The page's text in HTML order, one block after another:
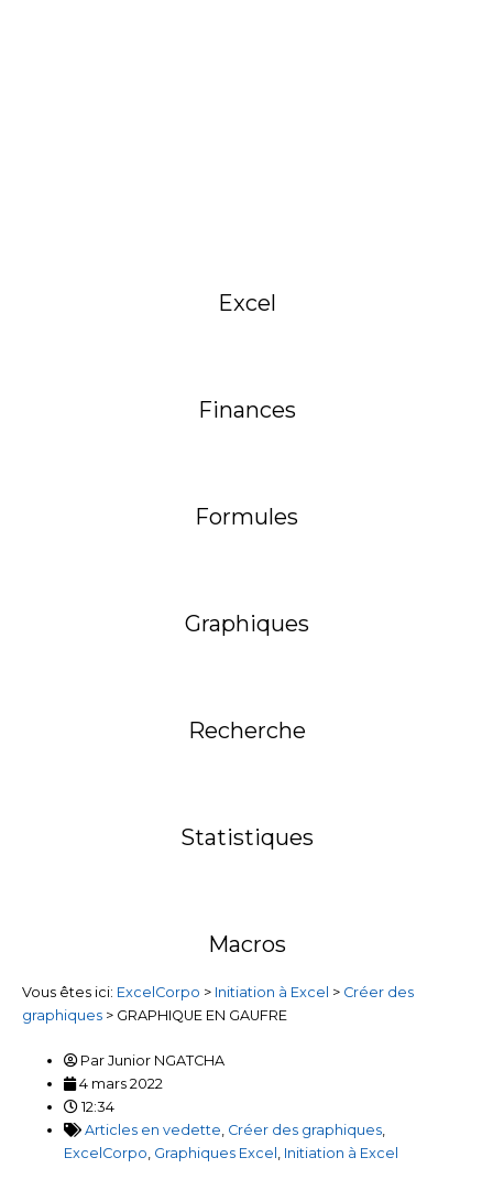
Excel
Finances
Formules
Graphiques
Recherche
Statistiques
Macros
Vous êtes ici: ExcelCorpo > Initiation à Excel > Créer des
graphiques > GRAPHIQUE EN GAUFRE
Par Junior NGATCHA
4 mars 2022
12:34
Articles en vedette, Créer des graphiques,
ExcelCorpo, Graphiques Excel , Initiation à Excel